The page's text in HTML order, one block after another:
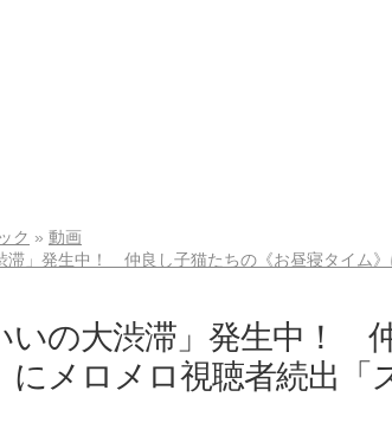
ク
動画
滞」発生中！ 仲良し子猫たちの《お昼寝タイム
いの大渋滞」発生中！
にメロメロ視聴者続出「